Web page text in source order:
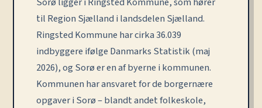
til Region Sjælland i landsdelen Sjælland.
Ringsted Kommune har cirka 36.039
indbyggere ifølge Danmarks Statistik (maj
2026), og Sorø er en af byerne i kommunen.
Kommunen har ansvaret for de borgernære
opgaver i Sorø – blandt andet folkeskole,